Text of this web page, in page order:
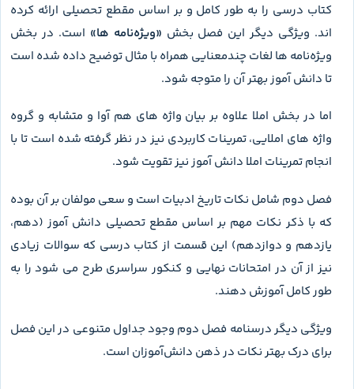
کتاب درسی را به طور کامل و بر اساس مقطع تحصیلی ارائه کرده
اند. ویژگی دیگر این فصل بخش «ویژه‌نامه ها» است. در بخش
ویژه‌نامه‌ ها لغات چندمعنایی همراه با مثال توضیح داده شده است
تا دانش آموز بهتر آن را متوجه شود.
اما در بخش املا علاوه بر بیان واژه‌ های هم‌ آوا و متشابه و گروه‌
واژه‌ های املایی، تمرینات کاربردی نیز در نظر گرفته شده است تا با
انجام تمرینات املا دانش آموز نیز تقویت شود.
فصل دوم شامل نکات تاریخ ادبیات است و سعی مولفان بر آن بوده
که با ذکر نکات مهم بر اساس مقطع تحصیلی دانش آموز (دهم،
یازدهم و دوازدهم) این قسمت از کتاب درسی که سوالات زیادی
نیز از آن در امتحانات نهایی و کنکور سراسری طرح می شود را به
طور کامل آموزش دهند.
ویژگی دیگر درسنامه فصل دوم وجود جداول متنوعی در این فصل
برای درک بهتر نکات در ذهن دانش‌آموزان است.